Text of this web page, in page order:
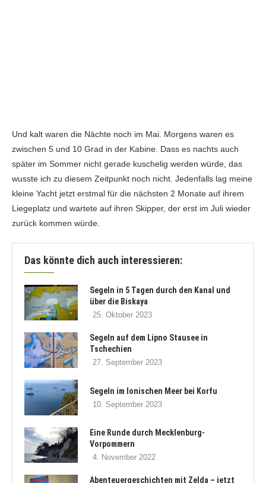
Und kalt waren die Nächte noch im Mai. Morgens waren es
zwischen 5 und 10 Grad in der Kabine. Dass es nachts auch
später im Sommer nicht gerade kuschelig werden würde, das
wusste ich zu diesem Zeitpunkt noch nicht. Jedenfalls lag meine
kleine Yacht jetzt erstmal für die nächsten 2 Monate auf ihrem
Liegeplatz und wartete auf ihren Skipper, der erst im Juli wieder
zurück kommen würde.
Das könnte dich auch interessieren:
Segeln in 5 Tagen durch den Kanal und
über die Biskaya
25. Oktober 2023
Segeln auf dem Lipno Stausee in
Tschechien
27. September 2023
Segeln im Ionischen Meer bei Korfu
10. September 2023
Eine Runde durch Mecklenburg-
Vorpommern
4. November 2022
Abenteuergeschichten mit Zelda – jetzt